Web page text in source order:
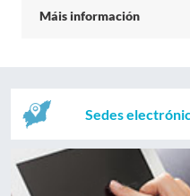
Máis información
Sedes